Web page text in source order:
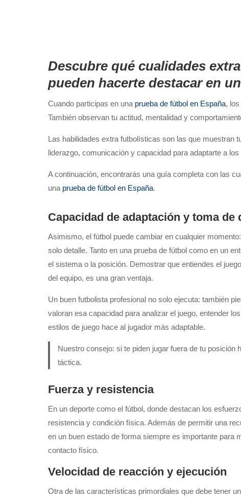
Descubre qué cualidades
pueden hacerte destacar en
Cuando participas en una prueba de fútbol en España,
También observan tu actitud, mentalidad y
Las habilidades extra futbolísticas son las que muestran
liderazgo, comunicación y capacidad para adaptarte a
A continuación, encontrarás una guía completa con las
una prueba de fútbol en España.
Capacidad de adaptación y toma de
Asimismo, el fútbol puede cambiar en cualquier
solo detalle. Tanto en una prueba de fútbol como en un
el sistema o la posición. Demostrar que entiendes el
del equipo, es una gran ventaja.
Un buen futbolista profesional no solo ejecuta: también
valoran esa capacidad para analizar el juego, entender
estilos de juego hace al jugador más adaptable.
Nuestro consejo: si te piden jugar fuera de tu posición
táctica.
Fuerza y resistencia
En un deporte como el fútbol, donde destacan los
resistencia y condición física. Además de permitir una
en un buen estado de forma siempre es importante para
contacto físico.
Velocidad de reacción y ejecución
Otra de las características primordiales que debe tener